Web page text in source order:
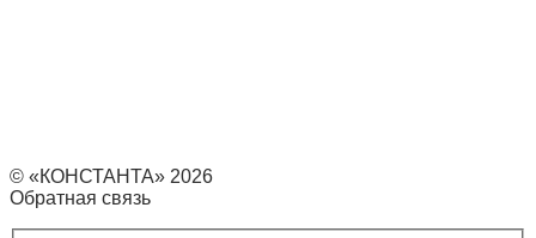
© «КОНСТАНТА» 2026
Обратная связь